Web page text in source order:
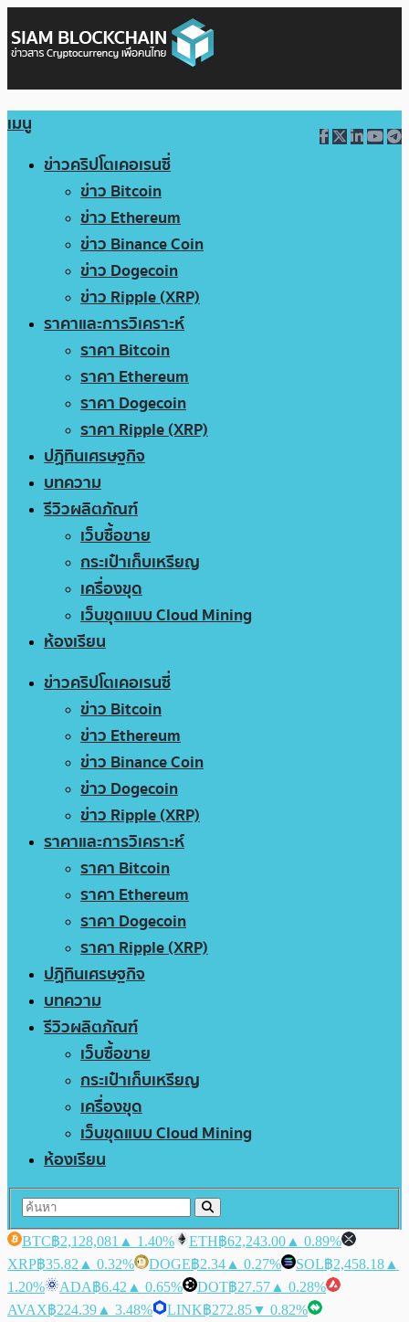
เมนู
ข่าวคริปโตเคอเรนซี่
ข่าว Bitcoin
ข่าว Ethereum
ข่าว Binance Coin
ข่าว Dogecoin
ข่าว Ripple (XRP)
ราคาและการวิเคราะห์
ราคา Bitcoin
ราคา Ethereum
ราคา Dogecoin
ราคา Ripple (XRP)
ปฏิทินเศรษฐกิจ
บทความ
รีวิวผลิตภัณฑ์
เว็บซื้อขาย
กระเป๋าเก็บเหรียญ
เครื่องขุด
เว็บขุดแบบ Cloud Mining
ห้องเรียน
ข่าวคริปโตเคอเรนซี่
ข่าว Bitcoin
ข่าว Ethereum
ข่าว Binance Coin
ข่าว Dogecoin
ข่าว Ripple (XRP)
ราคาและการวิเคราะห์
ราคา Bitcoin
ราคา Ethereum
ราคา Dogecoin
ราคา Ripple (XRP)
ปฏิทินเศรษฐกิจ
บทความ
รีวิวผลิตภัณฑ์
เว็บซื้อขาย
กระเป๋าเก็บเหรียญ
เครื่องขุด
เว็บขุดแบบ Cloud Mining
ห้องเรียน
BTC฿2,128,081 ▲ 1.40% ETH฿62,243.00 ▲ 0.89%
XRP฿35.82 ▲ 0.32% DOGE฿2.34 ▲ 0.27% SOL฿2,458.18 ▲
1.20%
ADA฿6.42 ▲ 0.65% DOT฿27.57 ▲ 0.28%
AVAX฿224.39 ▲ 3.48% LINK฿272.85▼ 0.82%